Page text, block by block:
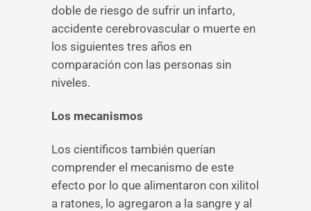
doble de riesgo de sufrir un infarto,
accidente cerebrovascular o muerte en
los siguientes tres años en
comparación con las personas sin
niveles.
Los mecanismos
Los científicos también querían
comprender el mecanismo de este
efecto por lo que alimentaron con xilitol
a ratones, lo agregaron a la sangre y al